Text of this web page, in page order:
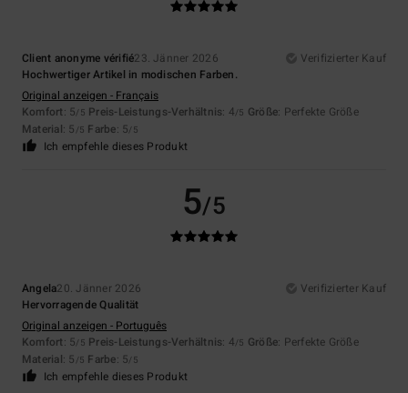
Client anonyme vérifié23. Jänner 2026
Verifizierter Kauf
Hochwertiger Artikel in modischen Farben.
Original anzeigen - Français
Komfort: 5/5 Preis-Leistungs-Verhältnis: 4/5 Größe: Perfekte Größe
Material: 5 /5 Farbe: 5/5
Ich empfehle dieses Produkt
5/5
Angela20. Jänner 2026
Verifizierter Kauf
Hervorragende Qualität
Original anzeigen - Português
Komfort: 5/5 Preis-Leistungs-Verhältnis: 4/5 Größe: Perfekte Größe
Material: 5 /5 Farbe: 5/5
Ich empfehle dieses Produkt